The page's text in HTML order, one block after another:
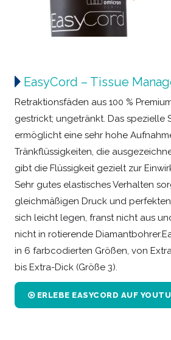
EasyCord – Tissue
Retraktionsfäden aus 100 %
gestrickt; ungetränkt. Das spezielle
ermöglicht eine sehr hohe
Tränkflüssigkeiten, die
gibt die Flüssigkeit gezielt zur
Sehr gutes elastisches Verhalten
gleichmäßigen Druck und
sich leicht legen, franst nicht aus
nicht in rotierende
in 6 farbcodierten Größen, von
bis Extra-Dick (Größe 3).
ERLEBE EASYCORD AUF